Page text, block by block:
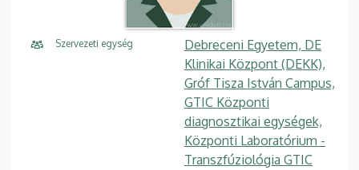
Szervezeti egység
Debreceni Egyetem, DE
Klinikai Központ (DEKK),
Gróf Tisza István Campus,
GTIC Központi
diagnosztikai egységek,
Központi Laboratórium -
Transzfúziológia GTIC